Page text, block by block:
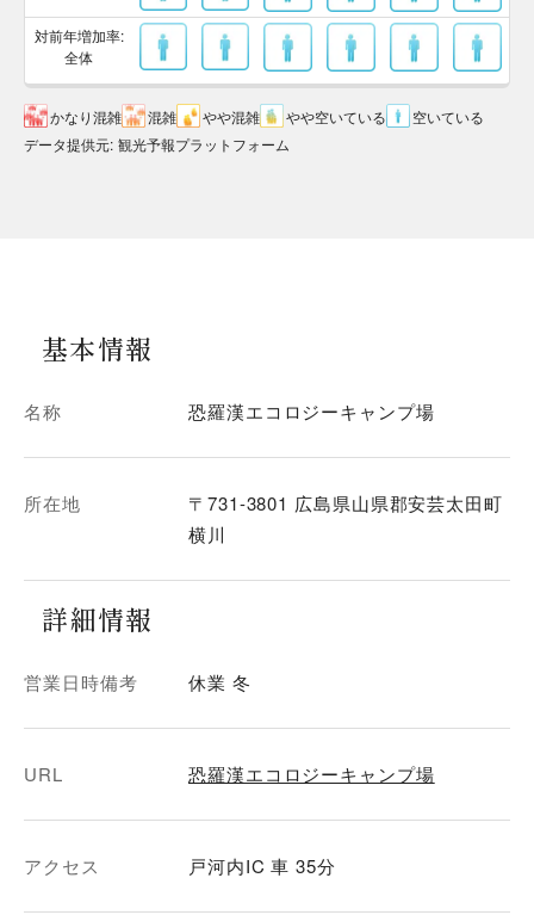
対前年増加率:
全体
かなり混雑 混雑 やや混雑 やや空いている
空いている
データ提供元: 観光予報プラットフォーム
基本情報
名称 恐羅漢エコロジーキャンプ場
所在地
〒731-3801 広島県山県郡安芸太田町
横川
詳細情報
営業日時備考 休業 冬
URL 恐羅漢エコロジーキャンプ場
アクセス 戸河内IC 車 35分